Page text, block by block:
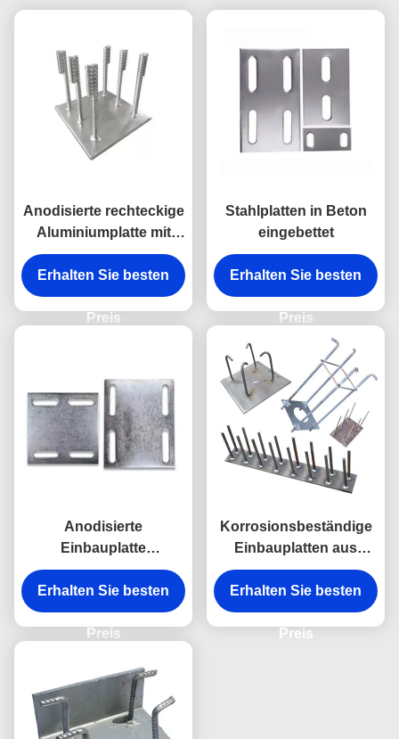
Anodisierte rechteckige
Aluminiumplatte mit
Kopfstangen
Erhalten Sie besten
Preis
Stahlplatten in Beton
eingebettet
Erhalten Sie besten
Preis
Anodisierte
Einbauplatte
Einbauplatte in Beton
befestigen
Erhalten Sie besten
Preis
Korrosionsbeständige
Einbauplatten aus
Aluminiumlegierungen
für Beton
Erhalten Sie besten
Preis